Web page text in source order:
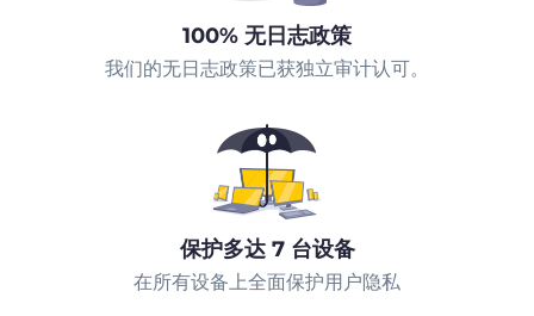
100% 无日志政策
我们的无日志政策已获独立审计认可。
保护多达 7 台设备
在所有设备上全面保护用户隐私